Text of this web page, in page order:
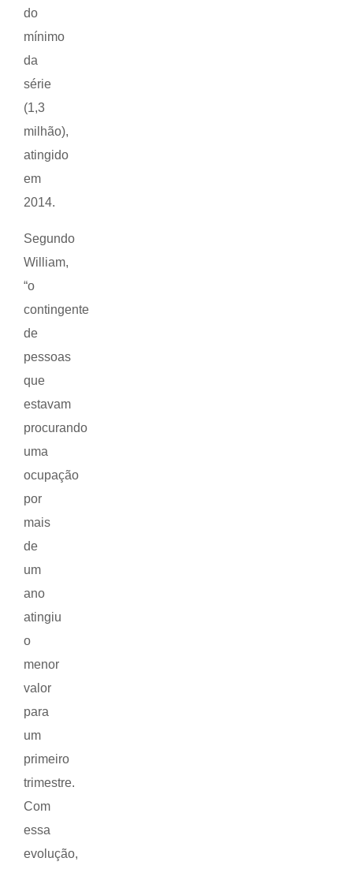
do
mínimo
da
série
(1,3
milhão),
atingido
em
2014.
Segundo
William,
“o
contingente
de
pessoas
que
estavam
procurando
uma
ocupação
por
mais
de
um
ano
atingiu
o
menor
valor
para
um
primeiro
trimestre.
Com
essa
evolução,